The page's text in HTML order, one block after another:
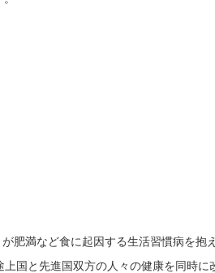
肥満など食に起因する生活習慣病を抱
国と先進国双方の人々の健康を同時に